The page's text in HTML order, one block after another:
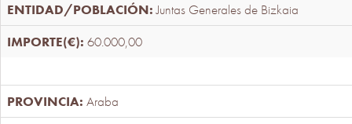
Juntas Generales de Bizkaia
60.000,00
Araba